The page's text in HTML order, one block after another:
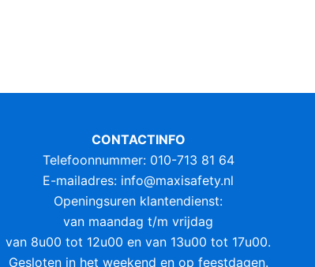
CONTACTINFO
Telefoonnummer: 010-713 81 64
E-mailadres: info@maxisafety.nl
Openingsuren klantendienst:
van maandag t/m vrijdag
van 8u00 tot 12u00 en van 13u00 tot 17u00.
Gesloten in het weekend en op feestdagen.